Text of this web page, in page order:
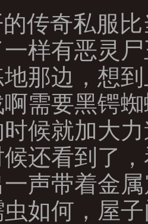
传奇私服比
样有恶灵
那边，想
需要黑锷
候就加大
还看到了
声带着金
如何，屋